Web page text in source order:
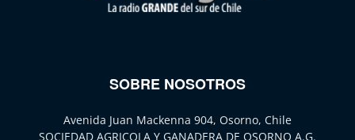
SOBRE NOSOTROS
Avenida Juan Mackenna 904, Osorno, Chile
SOCIEDAD AGRICOLA Y GANADERA DE OSORNO A.G.